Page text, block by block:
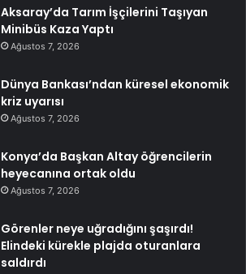
Aksaray’da Tarım İşçilerini Taşıyan
Minibüs Kaza Yaptı
Ağustos 7, 2026
Dünya Bankası’ndan küresel ekonomik
kriz uyarısı
Ağustos 7, 2026
Konya’da Başkan Altay öğrencilerin
heyecanına ortak oldu
Ağustos 7, 2026
Görenler neye uğradığını şaşırdı!
Elindeki kürekle plajda oturanlara
saldırdı